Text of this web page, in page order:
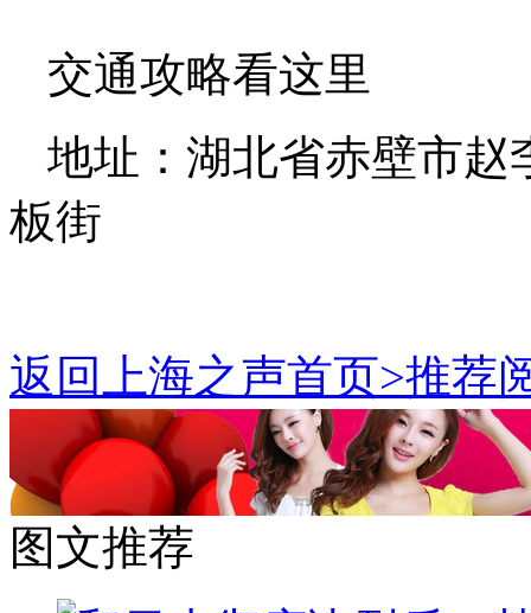
交通攻略看这里
地址：湖北省赤壁市赵
板街
返回上海之声首页>推荐
图文推荐